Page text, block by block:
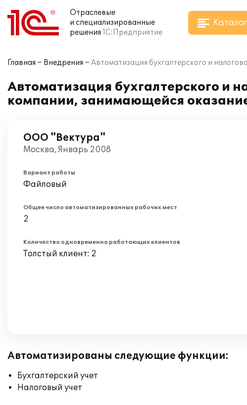
Отраслевые
и специализированные
решения 1С:Предприятие
Каталог
Главная Внедрения Автоматизация бухгалтерского и
Автоматизация бухгалтерского и
компании, занимающейся
ООО "Вектура"
Москва, Январь 2008
Вариант работы
Файловый
Общее число автоматизированных рабочих мест
2
Количество одновременно работающих клиентов
Толстый клиент: 2
Автоматизированы следующие функции:
Бухгалтерский учет
Налоговый учет